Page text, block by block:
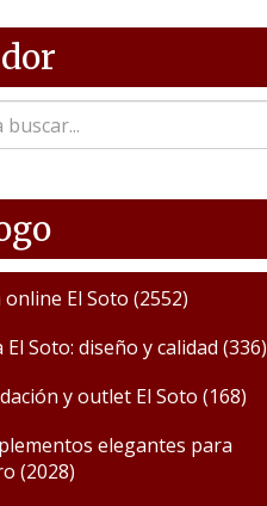
online El Soto (2552)
El Soto: diseño y calidad (336)
y outlet El Soto (168)
elegantes para
(2028)